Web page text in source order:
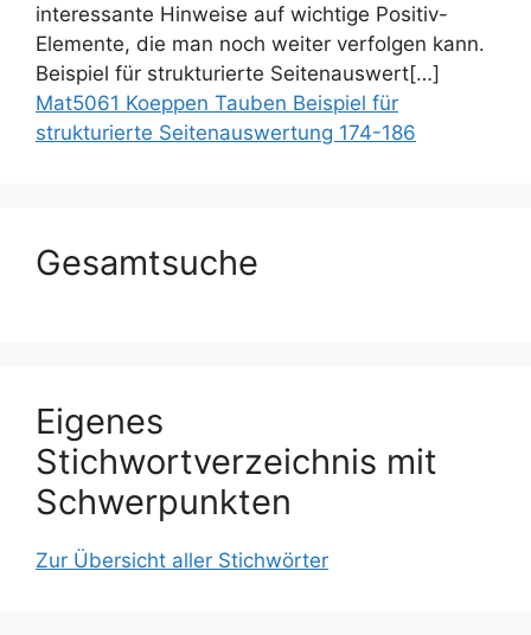
interessante Hinweise auf wichtige Positiv-
Elemente, die man noch weiter verfolgen kann.
Beispiel für strukturierte Seitenauswert[…]
Mat5061 Koeppen Tauben Beispiel für
strukturierte Seitenauswertung 174-186
Gesamtsuche
Eigenes
Stichwortverzeichnis mit
Schwerpunkten
Zur Übersicht aller Stichwörter